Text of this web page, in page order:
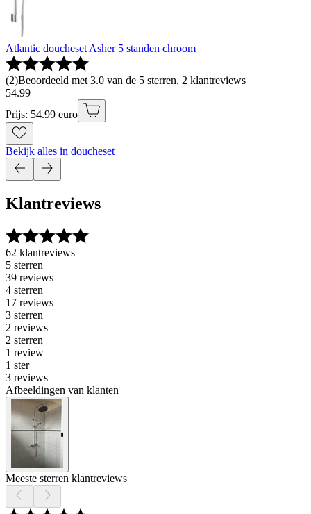
Atlantic doucheset Asher 5 standen chroom
(2)Beoordeeld met 3.0 van de 5 sterren, 2 klantreviews
54.99
Prijs: 54.99 euro
Bekijk alles in doucheset
Klantreviews
62 klantreviews
5 sterren
39 reviews
4 sterren
17 reviews
3 sterren
2 reviews
2 sterren
1 review
1 ster
3 reviews
Afbeeldingen van klanten
Meeste sterren klantreviews